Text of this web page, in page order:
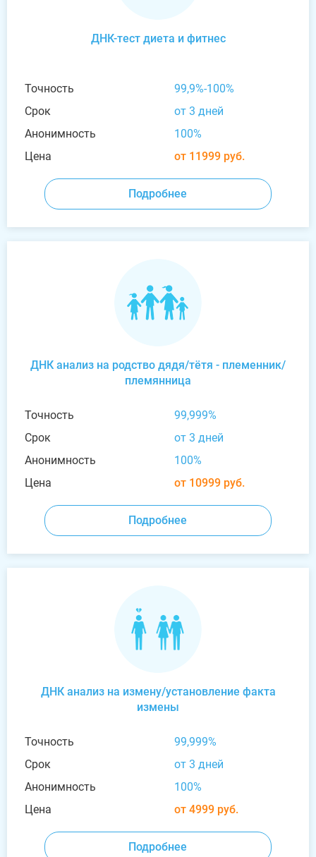
ДНК-тест диета и фитнес
Точность
99,9%-100%
Срок
от 3 дней
Анонимность
100%
Цена
от 11999 руб.
Подробнее
ДНК анализ на родство дядя/тётя - племенник/
племянница
Точность
99,999%
Срок
от 3 дней
Анонимность
100%
Цена
от 10999 руб.
Подробнее
ДНК анализ на измену/установление факта
измены
Точность
99,999%
Срок
от 3 дней
Анонимность
100%
Цена
от 4999 руб.
Подробнее